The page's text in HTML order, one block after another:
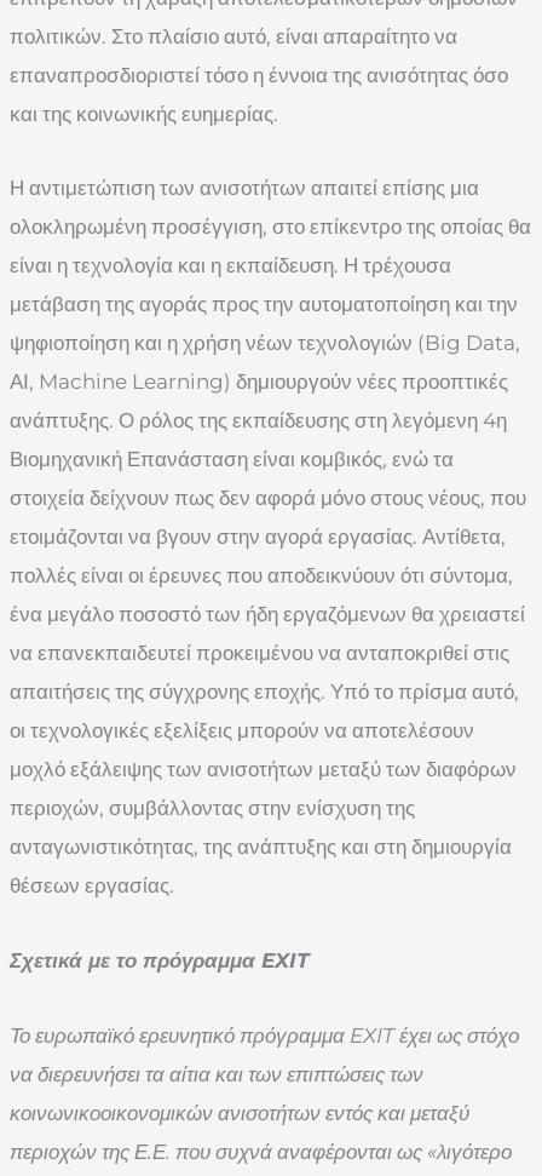
πολιτικών. Στο πλαίσιο αυτό, είναι απαραίτητο να
επαναπροσδιοριστεί τόσο η έννοια της ανισότητας όσο
και της κοινωνικής ευημερίας.
Η αντιμετώπιση των ανισοτήτων απαιτεί επίσης μια
ολοκληρωμένη προσέγγιση, στο επίκεντρο της οποίας θα
είναι η τεχνολογία και η εκπαίδευση. Η τρέχουσα
μετάβαση της αγοράς προς την αυτοματοποίηση και την
ψηφιοποίηση και η χρήση νέων τεχνολογιών (Big Data,
ΑΙ, Machine Learning) δημιουργούν νέες προοπτικές
ανάπτυξης. Ο ρόλος της εκπαίδευσης στη λεγόμενη 4η
Βιομηχανική Επανάσταση είναι κομβικός, ενώ τα
στοιχεία δείχνουν πως δεν αφορά μόνο στους νέους, που
ετοιμάζονται να βγουν στην αγορά εργασίας. Αντίθετα,
πολλές είναι οι έρευνες που αποδεικνύουν ότι σύντομα,
ένα μεγάλο ποσοστό των ήδη εργαζόμενων θα χρειαστεί
να επανεκπαιδευτεί προκειμένου να ανταποκριθεί στις
απαιτήσεις της σύγχρονης εποχής. Υπό το πρίσμα αυτό,
οι τεχνολογικές εξελίξεις μπορούν να αποτελέσουν
μοχλό εξάλειψης των ανισοτήτων μεταξύ των διαφόρων
περιοχών, συμβάλλοντας στην ενίσχυση της
ανταγωνιστικότητας, της ανάπτυξης και στη δημιουργία
θέσεων εργασίας.
Σχετικά με το πρόγραμμα EXIT
Το ευρωπαϊκό ερευνητικό πρόγραμμα EXIT έχει ως στόχο
να διερευνήσει τα αίτια και των επιπτώσεις των
κοινωνικοοικονομικών ανισοτήτων εντός και μεταξύ
περιοχών της Ε.Ε. που συχνά αναφέρονται ως «λιγότερο